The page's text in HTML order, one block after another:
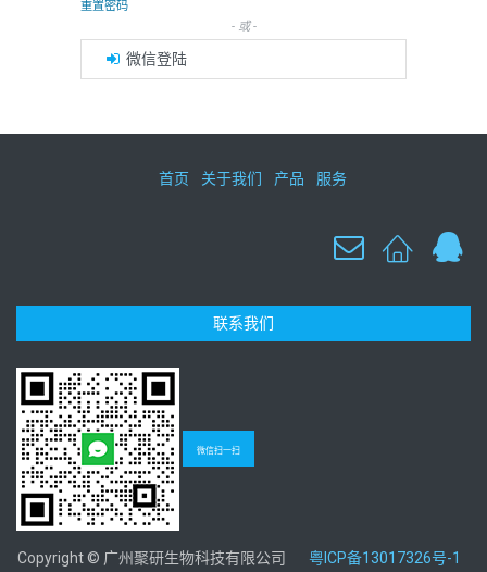
重置密码
- 或 -
微信登陆
首页 关于我们 产品 服务
联系我们
微信扫一扫
Copyright © 广州聚研生物科技有限公司 粤ICP备13017326号-1